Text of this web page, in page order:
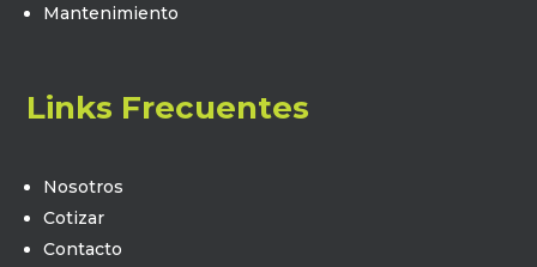
Mantenimiento
Links Frecuentes
Nosotros
Cotizar
Contacto